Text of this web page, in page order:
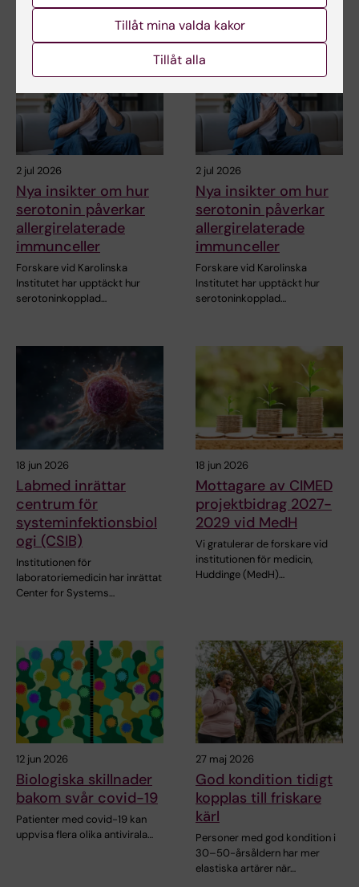
Relaterade artiklar
2 jul 2026
Nya insikter om hur
serotonin påverkar
allergirelaterade
immunceller
Forskare vid Karolinska
Institutet har upptäckt hur
serotoninkopplad…
2 jul 2026
Nya insikter om hur
serotonin påverkar
allergirelaterade
immunceller
Forskare vid Karolinska
Institutet har upptäckt hur
serotoninkopplad…
18 jun 2026
Labmed inrättar
centrum för
systeminfektionsbiol
ogi (CSIB)
Institutionen för
laboratoriemedicin har inrättat
Center for Systems…
18 jun 2026
Mottagare av CIMED
projektbidrag 2027-
2029 vid MedH
Vi gratulerar de forskare vid
institutionen för medicin,
Huddinge (MedH)…
12 jun 2026
Biologiska skillnader
bakom svår covid-19
Patienter med covid-19 kan
uppvisa flera olika antivirala…
27 maj 2026
God kondition tidigt
kopplas till friskare
kärl
Personer med god kondition i
30–50-årsåldern har mer
elastiska artärer när…
Tillåt mina valda kakor
Tillåt alla